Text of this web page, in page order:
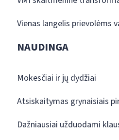
Vienas langelis prievolėms
NAUDINGA
Mokesčiai ir jų dydžiai
Atsiskaitymas grynaisiais
Dažniausiai užduodami